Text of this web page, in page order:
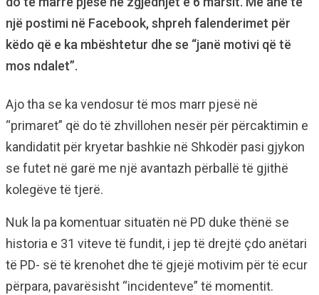
një postimi në Facebook, shpreh falenderimet për
këdo që e ka mbështetur dhe se “janë motivi që të
mos ndalet”.
Ajo tha se ka vendosur të mos marr pjesë në
“primaret” që do të zhvillohen nesër për përcaktimin e
kandidatit për kryetar bashkie në Shkodër pasi gjykon
se futet në garë me një avantazh përballë të gjithë
kolegëve të tjerë.
Nuk la pa komentuar situatën në PD duke thënë se
historia e 31 viteve të fundit, i jep të drejtë çdo anëtari
të PD- së të krenohet dhe të gjejë motivim për të ecur
përpara, pavarësisht “incidenteve” të momentit.